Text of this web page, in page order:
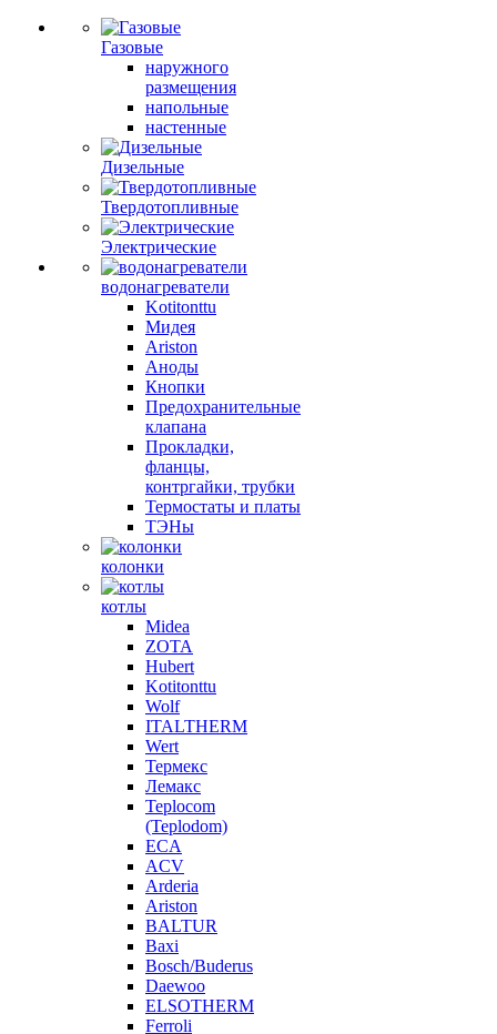
Газовые
наружного
размещения
напольные
настенные
Дизельные
Твердотопливные
Электрические
водонагреватели
Kotitonttu
Мидея
Ariston
Аноды
Кнопки
Предохранительные
клапана
Прокладки,
фланцы,
контргайки, трубки
Термостаты и платы
ТЭНы
колонки
котлы
Midea
ZOTA
Hubert
Kotitonttu
Wolf
ITALTHERM
Wert
Термекс
Лемакс
Teplocom
(Teplodom)
ECA
ACV
Arderia
Ariston
BALTUR
Baxi
Bosch/Buderus
Daewoo
ELSOTHERM
Ferroli